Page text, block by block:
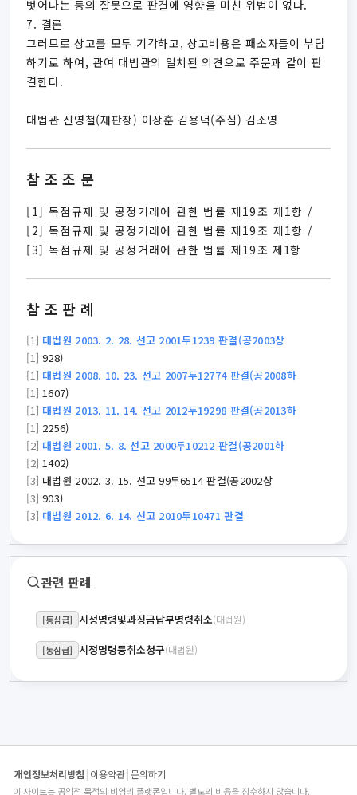
벗어나는 등의 잘못으로 판결에 영향을 미친 위법이 없다.
7. 결론
그러므로 상고를 모두 기각하고, 상고비용은 패소자들이 부담
하기로 하여, 관여 대법관의 일치된 의견으로 주문과 같이 판
결한다.
대법관 신영철(재판장) 이상훈 김용덕(주심) 김소영
참조조문
[1] 독점규제 및 공정거래에 관한 법률 제19조 제1항 /
[2] 독점규제 및 공정거래에 관한 법률 제19조 제1항 /
[3] 독점규제 및 공정거래에 관한 법률 제19조 제1항
참조판례
[1] 대법원 2003. 2. 28. 선고 2001두1239 판결(공2003상
[1] 928)
[1] 대법원 2008. 10. 23. 선고 2007두12774 판결(공2008하
[1] 1607)
[1] 대법원 2013. 11. 14. 선고 2012두19298 판결(공2013하
[1] 2256)
[2] 대법원 2001. 5. 8. 선고 2000두10212 판결(공2001하
[2] 1402)
[3] 대법원 2002. 3. 15. 선고 99두6514 판결(공2002상
[3] 903)
[3] 대법원 2012. 6. 14. 선고 2010두10471 판결
관련 판례
[동심급] 시정명령및과징금납부명령취소(대법원)
[동심급] 시정명령등취소청구(대법원)
개인정보처리방침 | 이용약관|문의하기
이 사이트는 공익적 목적의 비영리 플랫폼입니다. 별도의 비용을 징수하지 않습니다.